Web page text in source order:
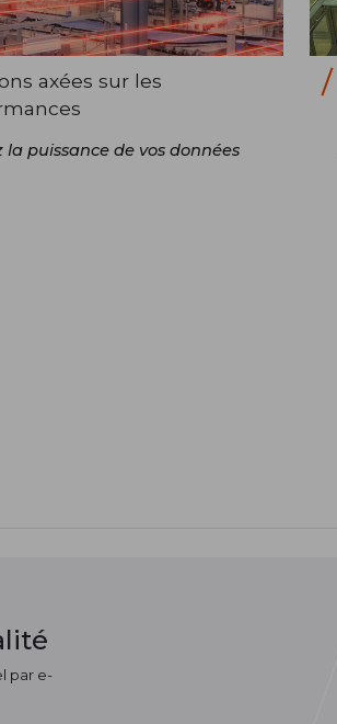
axées sur les
la puissance de vos données
par e-